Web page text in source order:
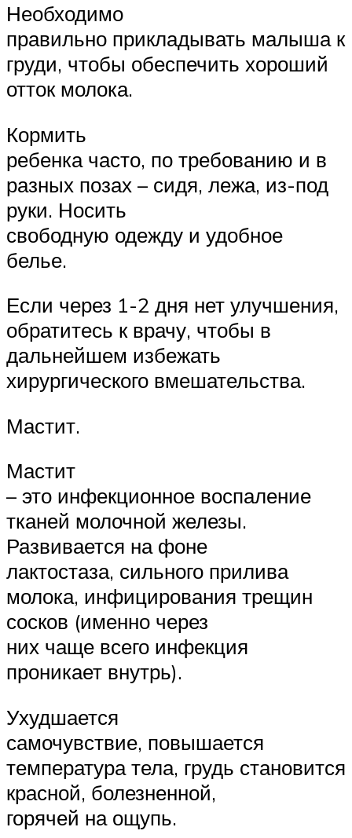
Необходимо
правильно прикладывать малыша к
груди, чтобы обеспечить хороший
отток молока.
Кормить
ребенка часто, по требованию и в
разных позах – сидя, лежа, из-под
руки. Носить
свободную одежду и удобное
белье.
Если через 1-2 дня нет улучшения,
обратитесь к врачу, чтобы в
дальнейшем избежать
хирургического вмешательства.
Мастит.
Мастит
– это инфекционное воспаление
тканей молочной железы.
Развивается на фоне
лактостаза, сильного прилива
молока, инфицирования трещин
сосков (именно через
них чаще всего инфекция
проникает внутрь).
Ухудшается
самочувствие, повышается
температура тела, грудь становится
красной, болезненной,
горячей на ощупь.